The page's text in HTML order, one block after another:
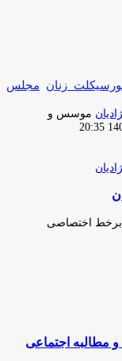
زنان
مجلس
موسس و
برخط اختصاصی
و مطالبه اجتماعی